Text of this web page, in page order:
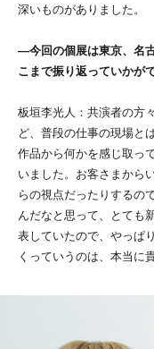
深いものがありました。
―今回の個展は東京、名
こまで振り返っていかが
板垣李光人：共演者の方
ど、普段の仕事の現場と
作品から何かを感じ取っ
いました。お客さまから
らの視点だったりするの
んだなと思って、とても
表していたので、やっぱ
くっていうのは、本当に